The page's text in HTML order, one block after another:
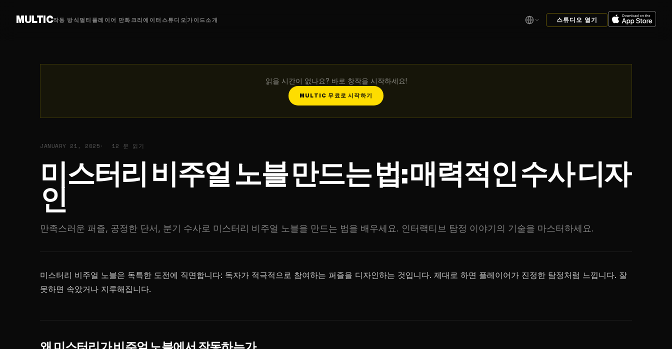
MULTIC작동 방식 멀티플레이어 만화 크리에이터 스튜디오 가이드 소개 스튜디오 열기
읽을 시간이 없나요? 바로 창작을 시작하세요!
MULTIC 무료로 시작하기
JANUARY 21, 2025 12 분 읽기
미스터리 비주얼 노블 만드는 법: 매력적인 수사 디자
인
만족스러운 퍼즐, 공정한 단서, 분기 수사로 미스터리 비주얼 노블을 만드는 법을 배우세요. 인터랙티브 탐정 이야기의 기술을 마스터하세요.
미스터리 비주얼 노블은 독특한 도전에 직면합니다: 독자가 적극적으로 참여하는 퍼즐을 디자인하는 것입니다. 제대로 하면 플레이어가 진정한 탐정처럼 느낍니다. 잘
못하면 속았거나 지루해집니다.